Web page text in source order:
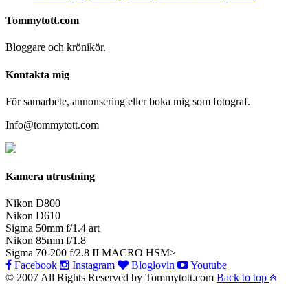
Tommytott.com
Bloggare och krönikör.
Kontakta mig
För samarbete, annonsering eller boka mig som fotograf.
Info@tommytott.com
Kamera utrustning
Nikon D800
Nikon D610
Sigma 50mm f/1.4 art
Nikon 85mm f/1.8
Sigma 70-200 f/2.8 II MACRO HSM>
Facebook
Instagram Bloglovin
Youtube
© 2007 All Rights Reserved by Tommytott.com Back to top